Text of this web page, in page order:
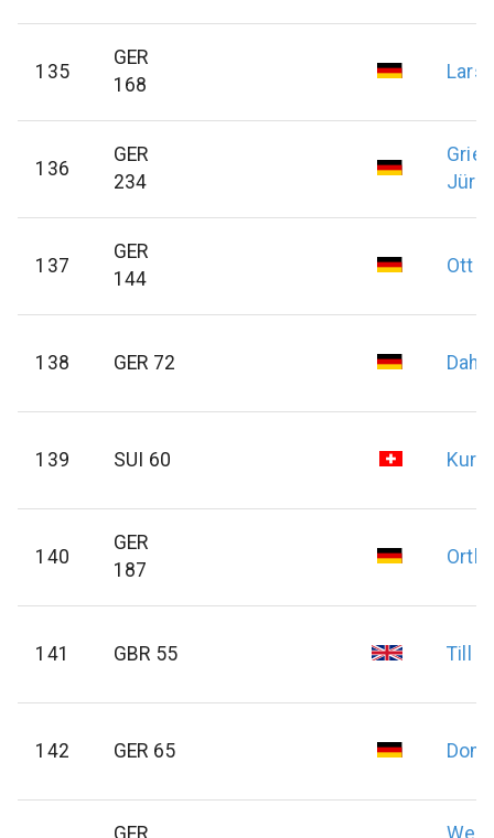
135
GER
168
136
GER
234
137
GER
144
Ott
138 GER 72
139 SUI 60 Kurz
140
GER
187
Orth
141 GBR 55 Till
142 GER 65
GER